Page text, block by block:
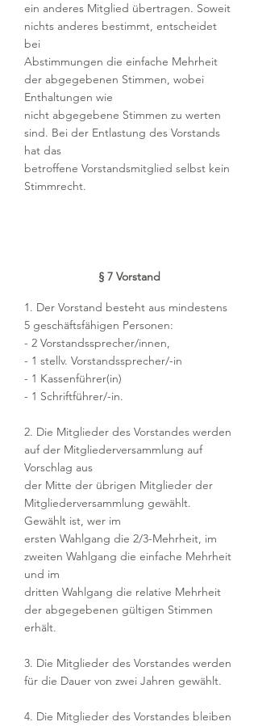
ein anderes Mitglied übertragen. Soweit
nichts anderes bestimmt, entscheidet
bei
Abstimmungen die einfache Mehrheit
der abgegebenen Stimmen, wobei
Enthaltungen wie
nicht abgegebene Stimmen zu werten
sind. Bei der Entlastung des Vorstands
hat das
betroffene Vorstandsmitglied selbst kein
Stimmrecht.
§ 7 Vorstand
1. Der Vorstand besteht aus mindestens
5 geschäftsfähigen Personen:
- 2 Vorstandssprecher/innen,
- 1 stellv. Vorstandssprecher/-in
- 1 Kassenführer(in)
- 1 Schriftführer/-in.
2. Die Mitglieder des Vorstandes werden
auf der Mitgliederversammlung auf
Vorschlag aus
der Mitte der übrigen Mitglieder der
Mitgliederversammlung gewählt.
Gewählt ist, wer im
ersten Wahlgang die 2/3-Mehrheit, im
zweiten Wahlgang die einfache Mehrheit
und im
dritten Wahlgang die relative Mehrheit
der abgegebenen gültigen Stimmen
erhält.
3. Die Mitglieder des Vorstandes werden
für die Dauer von zwei Jahren gewählt.
4. Die Mitglieder des Vorstandes bleiben